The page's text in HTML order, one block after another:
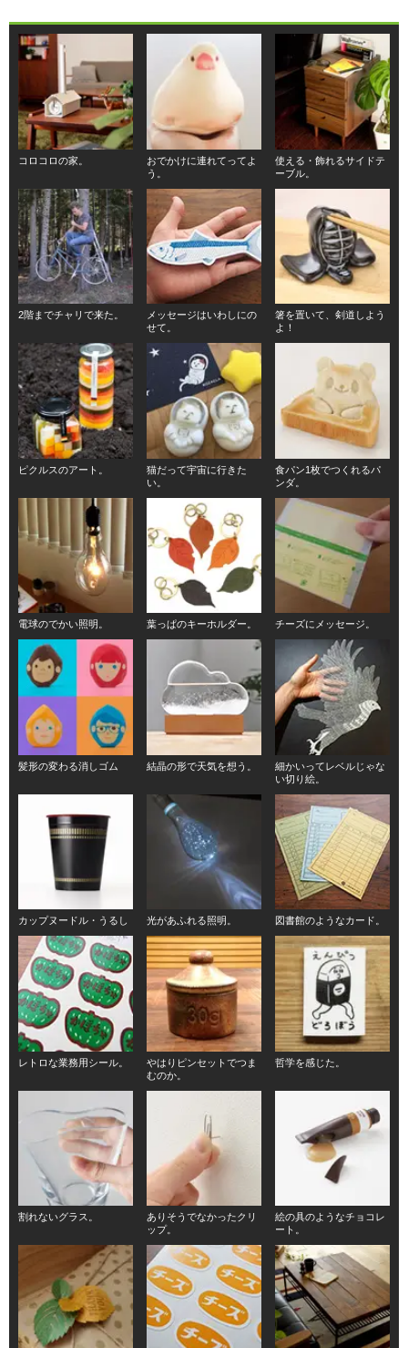
コロコロの家。
おでかけに連れてってよ
う。
使える・飾れるサイドテ
ーブル。
2階までチャリで来た。
メッセージはいわしにの
せて。
箸を置いて、剣道しよう
よ！
ピクルスのアート。
猫だって宇宙に行きた
い。
食パン1枚でつくれるパ
ンダ。
電球のでかい照明。 葉っぱのキーホルダー。 チーズにメッセージ。
髪形の変わる消しゴム 結晶の形で天気を想う。
細かいってレベルじゃな
い切り絵。
カップヌードル・うるし 光があふれる照明。 図書館のようなカード。
レトロな業務用シール。
やはりピンセットでつま
むのか。
哲学を感じた。
割れないグラス。
ありそうでなかったクリ
ップ。
絵の具のようなチョコレ
ート。